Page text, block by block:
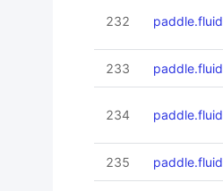
232
233
234
235